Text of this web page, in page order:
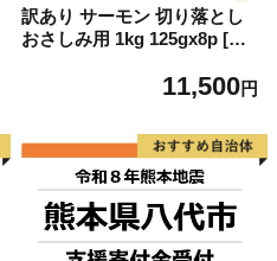
訳あり サーモン 切り落とし
おさしみ用 1kg 125gx8p [足
4313] 魚 魚介類 鮭 お刺し身
介
11,500円